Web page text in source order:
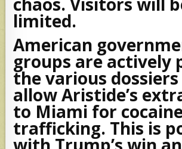
limited.
American
groups are actively
the various
allow Aristide’s
to Miami for
trafficking. This is